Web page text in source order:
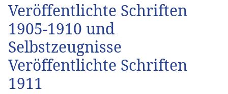
Veröffentlichte Schriften
1905-1910 und
Selbstzeugnisse
Veröffentlichte Schriften
1911